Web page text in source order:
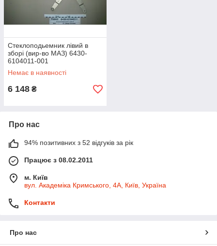
Стеклоподьемник лівий в
зборі (вир-во МАЗ) 6430-
6104011-001
Немає в наявності
6 148 ₴
Про нас
94% позитивних з 52 відгуків за рік
Працює з 08.02.2011
м. Київ
вул. Академіка Кримського, 4А, Київ, Україна
Контакти
Про нас